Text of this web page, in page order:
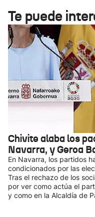
Te puede
Chivite alaba los
Navarra, y Geroa
En Navarra, los partidos
condicionados por las
Tras el rechazo de los
por ver como actúa el
y como en la Alcaldía de